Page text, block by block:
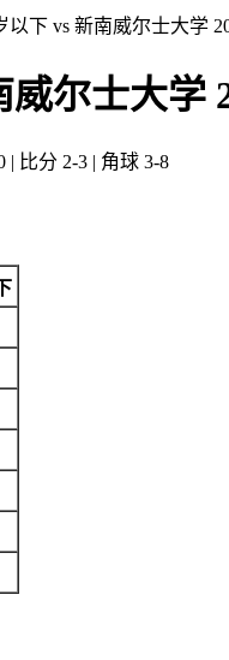
以下 vs 新南威尔士大学
尔士大学
| 比分 2-3 | 角球 3-8